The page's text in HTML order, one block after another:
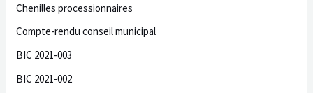
c
h
e
r
Chenilles processionnaires
Compte-rendu conseil municipal
BIC 2021-003
BIC 2021-002